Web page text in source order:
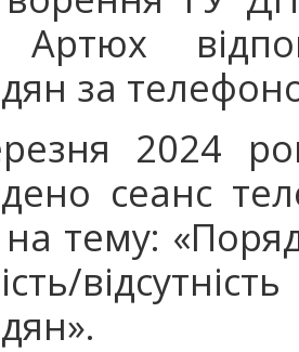
за
2024
сеанс
на тему: